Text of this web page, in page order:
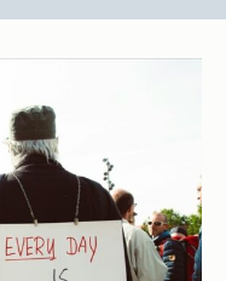
ÅRSKURS 4-6
SFI C
SVA GRUND